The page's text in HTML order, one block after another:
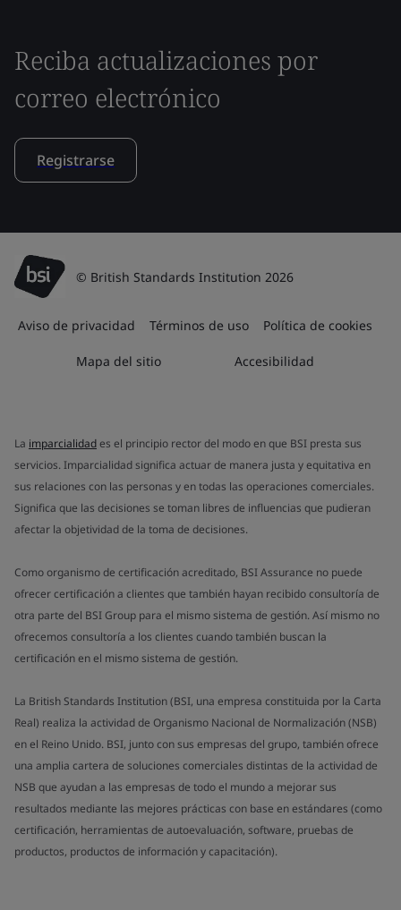
Reciba actualizaciones por
correo electrónico
Registrarse
© British Standards Institution 2026
Aviso de privacidad Términos de uso Política de cookies
Mapa del sitio Accesibilidad
La imparcialidades el principio rector del modo en que BSI presta sus
servicios. Imparcialidad significa actuar de manera justa y equitativa en
sus relaciones con las personas y en todas las operaciones comerciales.
Significa que las decisiones se toman libres de influencias que pudieran
afectar la objetividad de la toma de decisiones.
Como organismo de certificación acreditado, BSI Assurance no puede
ofrecer certificación a clientes que también hayan recibido consultoría de
otra parte del BSI Group para el mismo sistema de gestión. Así mismo no
ofrecemos consultoría a los clientes cuando también buscan la
certificación en el mismo sistema de gestión.
La British Standards Institution (BSI, una empresa constituida por la Carta
Real) realiza la actividad de Organismo Nacional de Normalización (NSB)
en el Reino Unido. BSI, junto con sus empresas del grupo, también ofrece
una amplia cartera de soluciones comerciales distintas de la actividad de
NSB que ayudan a las empresas de todo el mundo a mejorar sus
resultados mediante las mejores prácticas con base en estándares (como
certificación, herramientas de autoevaluación, software, pruebas de
productos, productos de información y capacitación).